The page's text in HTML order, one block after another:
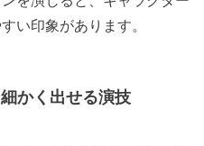
い印象があります。
かく出せる演技